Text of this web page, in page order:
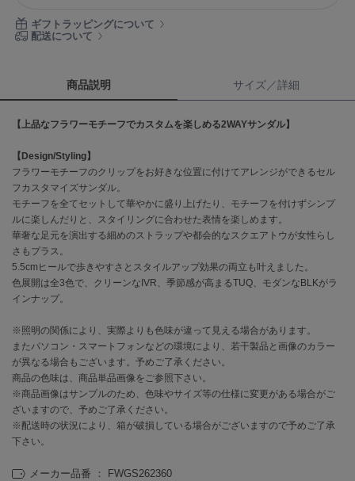
カルバン・クライン
セルフォード
célon
セロン
Clarks Premium
クラークス
CODE A
COLE HAAN
コール ハーン
コンバース
DANSKIN
ダンスキン
ギフトラッピングについて
配送について
商品説明 サイズ／詳細
【上品なフラワーモチーフでカスタムを楽しめる2WAYサンダル】
【Design/Styling】
フラワーモチーフのクリップをお好きな位置に付けてアレンジができるセル
フカスタマイズサンダル。
モチーフを全てセットして華やかに盛り上げたり、モチーフを付けずシンプ
ルに楽しんだりと、スタイリングに合わせた表情を楽しめます。
華奢な足元を演出する細めのストラップや都会的なスクエアトウが女性らし
さもプラス。
5.5cmヒールで歩きやすさとスタイルアップ効果の両立も叶えました。
色展開は全3色で、クリーンなIVR、季節感が高まるTUQ、モダンなBLKがラ
インナップ。
※照明の関係により、実際よりも色味が違って見える場合があります。
またパソコン・スマートフォンなどの環境により、若干製品と画像のカラー
が異なる場合もございます。予めご了承ください。
商品の色味は、商品単品画像をご参照下さい。
※商品画像はサンプルのため、色味やサイズ等の仕様に変更がある場合がご
ざいますので、予めご了承ください。
※配送時の状況により、箱が破損している場合がございますので予めご了承
下さい。
メーカー品番 ： FWGS262360